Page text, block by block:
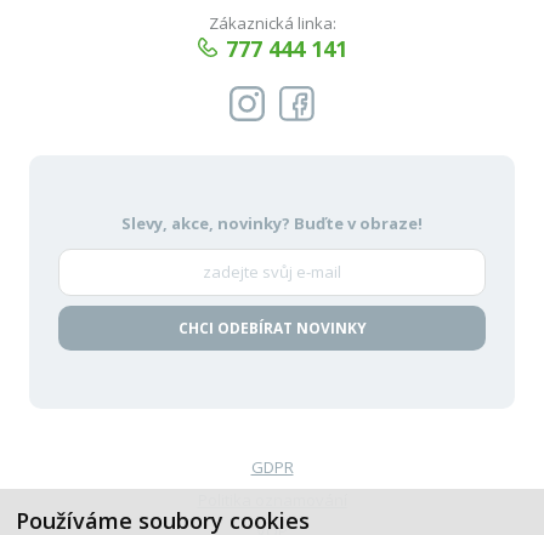
Používáme soubory cookies
Zákaznická linka:
777 444 141
Slevy, akce, novinky? Buďte v obraze!
CHCI ODEBÍRAT NOVINKY
GDPR